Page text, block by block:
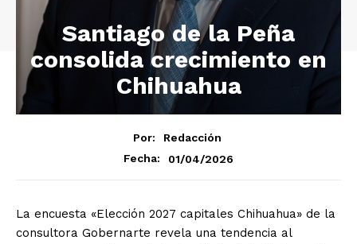
Santiago de la Peña
consolida crecimiento en
Chihuahua
Por:
Redacción
Fecha:
01/04/2026
La encuesta «Elección 2027 capitales Chihuahua» de la
consultora Gobernarte revela una tendencia al